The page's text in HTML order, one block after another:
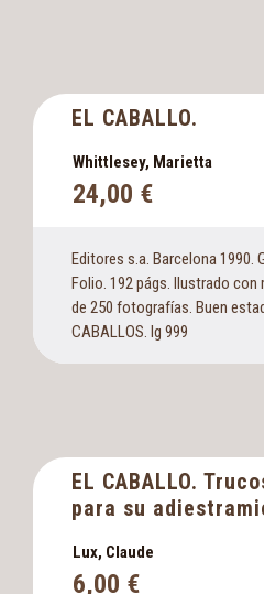
EL CABALLO.
Whittlesey, Marietta
24,00 €
Editores s.a. Barcelona 1990.
Folio. 192 págs. Ilustrado con
de 250 fotografías. Buen
CABALLOS. Ig 999
EL CABALLO.
para su
Lux, Claude
6,00 €